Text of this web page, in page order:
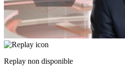
Replay non disponible